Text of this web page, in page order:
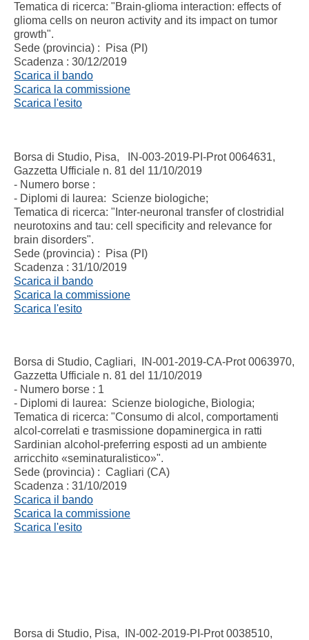
Tematica di ricerca: "Brain-glioma interaction: effects of
glioma cells on neuron activity and its impact on tumor
growth".
Sede (provincia) : Pisa (PI)
Scadenza : 30/12/2019
Scarica il bando
Scarica la commissione
Scarica l'esito
Borsa di Studio, Pisa, IN-003-2019-PI-Prot 0064631,
Gazzetta Ufficiale n. 81 del 11/10/2019
- Numero borse :
- Diplomi di laurea: Scienze biologiche;
Tematica di ricerca: " Inter-neuronal transfer of clostridial
neurotoxins and tau: cell specificity and relevance for
brain disorders".
Sede (provincia) : Pisa (PI)
Scadenza : 31/10/2019
Scarica il bando
Scarica la commissione
Scarica l'esito
Borsa di Studio, Cagliari, IN-001-2019-CA-Prot 0063970,
Gazzetta Ufficiale n. 81 del 11/10/2019
- Numero borse : 1
- Diplomi di laurea: Scienze biologiche, Biologia;
Tematica di ricerca: "Consumo di alcol, comportamenti
alcol-correlati e trasmissione dopaminergica in ratti
Sardinian alcohol-preferring esposti ad un ambiente
arricchito «seminaturalistico»".
Sede (provincia) : Cagliari (CA)
Scadenza : 31/10/2019
Scarica il bando
Scarica la commissione
Scarica l'esito
Borsa di Studio, Pisa, IN-002-2019-PI-Prot 0038510,